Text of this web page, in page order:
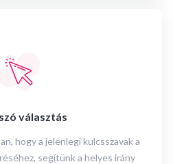
választás
hogy a jelenlegi kulcsszavak a
segítünk a helyes irány